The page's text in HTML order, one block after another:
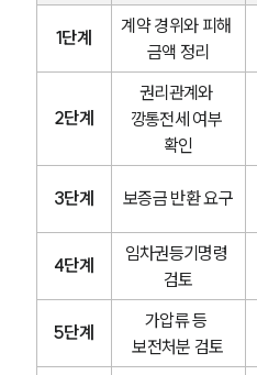
1단계
계약 경위와 피해
금액 정리
2단계
권리관계와
깡통전세 여부
확인
3단계 보증금 반환 요구
4단계
임차권등기명령
검토
5단계
가압류 등
보전처분 검토